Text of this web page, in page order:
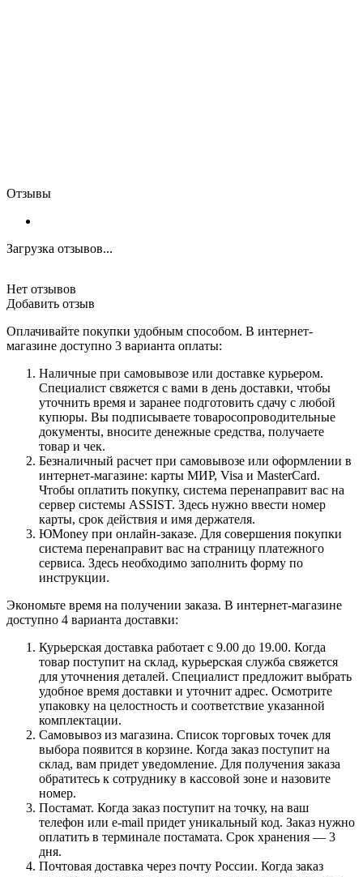
Отзывы
Загрузка отзывов...
Нет отзывов
Добавить отзыв
Оплачивайте покупки удобным способом. В интернет-
магазине доступно 3 варианта оплаты:
Наличные при самовывозе или доставке курьером.
Специалист свяжется с вами в день доставки, чтобы
уточнить время и заранее подготовить сдачу с любой
купюры. Вы подписываете товаросопроводительные
документы, вносите денежные средства, получаете
товар и чек.
Безналичный расчет при самовывозе или оформлении в
интернет-магазине: карты МИР, Visa и MasterCard.
Чтобы оплатить покупку, система перенаправит вас на
сервер системы ASSIST. Здесь нужно ввести номер
карты, срок действия и имя держателя.
ЮMoney при онлайн-заказе. Для совершения покупки
система перенаправит вас на страницу платежного
сервиса. Здесь необходимо заполнить форму по
инструкции.
Экономьте время на получении заказа. В интернет-магазине
доступно 4 варианта доставки:
Курьерская доставка работает с 9.00 до 19.00. Когда
товар поступит на склад, курьерская служба свяжется
для уточнения деталей. Специалист предложит выбрать
удобное время доставки и уточнит адрес. Осмотрите
упаковку на целостность и соответствие указанной
комплектации.
Самовывоз из магазина. Список торговых точек для
выбора появится в корзине. Когда заказ поступит на
склад, вам придет уведомление. Для получения заказа
обратитесь к сотруднику в кассовой зоне и назовите
номер.
Постамат. Когда заказ поступит на точку, на ваш
телефон или e-mail придет уникальный код. Заказ нужно
оплатить в терминале постамата. Срок хранения — 3
дня.
Почтовая доставка через почту России. Когда заказ